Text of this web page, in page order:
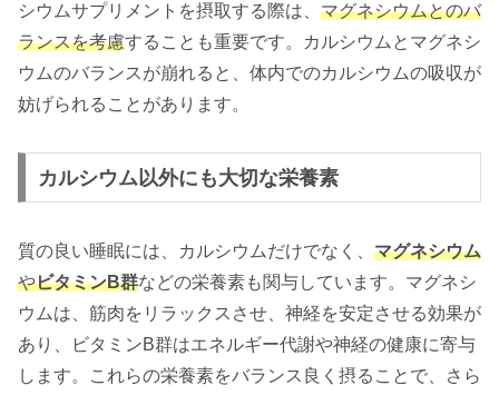
シウムサプリメントを摂取する際は、 マグネシウムとのバ
ランスを考慮することも重要です。カルシウムとマグネシ
ウムのバランスが崩れると、体内でのカルシウムの吸収が
妨げられることがあります。
カルシウム以外にも大切な栄養素
質の良い睡眠には、カルシウムだけでなく、 マグネシウム
やビタミンB群などの栄養素も関与しています。マグネシ
ウムは、筋肉をリラックスさせ、神経を安定させる効果が
あり、ビタミンB群はエネルギー代謝や神経の健康に寄与
します。これらの栄養素をバランス良く摂ることで、さら